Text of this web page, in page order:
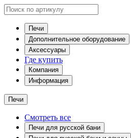
Печи
Дополнительное оборудование
Аксессуары
Где купить
Компания
Информация
Печи
Смотреть все
Печи для русской бани